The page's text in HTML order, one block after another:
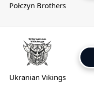
Połczyn Brothers
Ukranian Vikings